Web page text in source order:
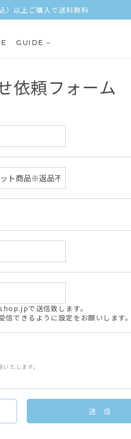
）以上ご購入で送料無料
GUIDE
依頼フォーム
で送信致します。
できるように設定をお願いします
たします。
送 信